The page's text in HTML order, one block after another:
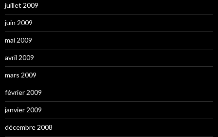
juillet 2009
juin 2009
mai 2009
avril 2009
mars 2009
février 2009
janvier 2009
décembre 2008